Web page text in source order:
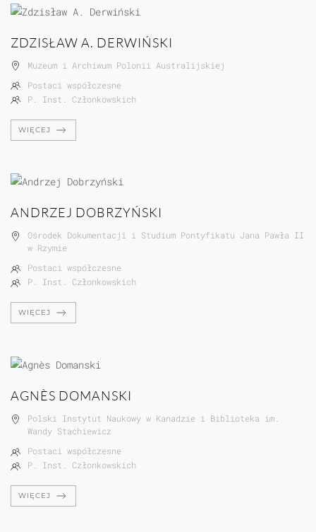
ZDZISŁAW A. DERWIŃSKI
Muzeum i Archiwum Polonii Australijskiej
Postaci współczesne
P. Inst. Członkowskich
WIĘCEJ
ANDRZEJ DOBRZYŃSKI
Ośrodek Dokumentacji i Studium Pontyfikatu Jana Pawła II
w Rzymie
Postaci współczesne
P. Inst. Członkowskich
WIĘCEJ
AGNÈS DOMANSKI
Polski Instytut Naukowy w Kanadzie i Biblioteka im.
Wandy Stachiewicz
Postaci współczesne
P. Inst. Członkowskich
WIĘCEJ